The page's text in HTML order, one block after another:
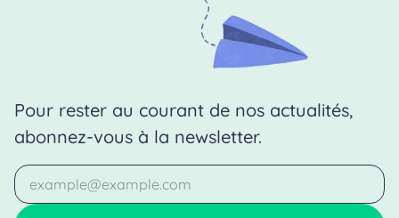
Pour rester au courant de nos actualités,
abonnez-vous à la newsletter.
Mon adresse e-mail